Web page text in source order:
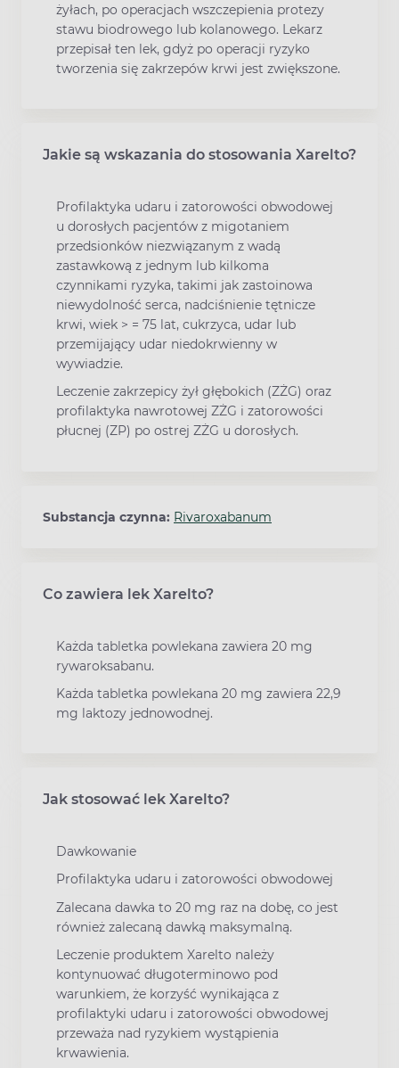
żyłach, po operacjach wszczepienia protezy
stawu biodrowego lub kolanowego. Lekarz
przepisał ten lek, gdyż po operacji ryzyko
tworzenia się zakrzepów krwi jest zwiększone.
Jakie są wskazania do stosowania Xarelto?
Profilaktyka udaru i zatorowości obwodowej
u dorosłych pacjentów z migotaniem
przedsionków niezwiązanym z wadą
zastawkową z jednym lub kilkoma
czynnikami ryzyka, takimi jak zastoinowa
niewydolność serca, nadciśnienie tętnicze
krwi, wiek > = 75 lat, cukrzyca, udar lub
przemijający udar niedokrwienny w
wywiadzie.
Leczenie zakrzepicy żył głębokich (ZŻG) oraz
profilaktyka nawrotowej ZŻG i zatorowości
płucnej (ZP) po ostrej ZŻG u dorosłych.
Substancja czynna: Rivaroxabanum
Co zawiera lek Xarelto?
Każda tabletka powlekana zawiera 20 mg
rywaroksabanu.
Każda tabletka powlekana 20 mg zawiera 22,9
mg laktozy jednowodnej.
Jak stosować lek Xarelto?
Dawkowanie
Profilaktyka udaru i zatorowości obwodowej
Zalecana dawka to 20 mg raz na dobę, co jest
również zalecaną dawką maksymalną.
Leczenie produktem Xarelto należy
kontynuować długoterminowo pod
warunkiem, że korzyść wynikająca z
profilaktyki udaru i zatorowości obwodowej
przeważa nad ryzykiem wystąpienia
krwawienia.